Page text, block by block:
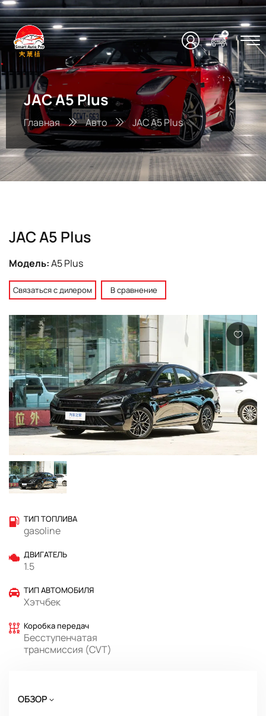
JAC A5 Plus
Главная Авто JAC A5 Plus
JAC A5 Plus
Модель:A5 Plus
Связаться с дилером В сравнение
ТИП ТОПЛИВА
gasoline
ДВИГАТЕЛЬ
1.5
ТИП АВТОМОБИЛЯ
Хэтчбек
Коробка передач
Бесступенчатая
трансмиссия (CVT)
ОБЗОР